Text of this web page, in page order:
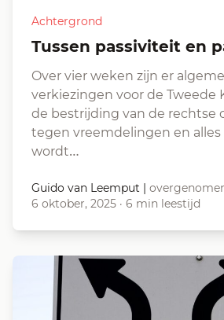
Achtergrond
Tussen passiviteit en
Over vier weken zijn er
verkiezingen voor de Tweede
de bestrijding van de rechtse
tegen vreemdelingen en
wordt…
Guido van Leemput |
6 oktober, 2025 · 6 min leestijd